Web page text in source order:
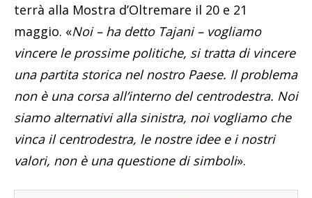
terrà alla Mostra d’Oltremare il 20 e 21
maggio. «Noi – ha detto Tajani – vogliamo
vincere le prossime politiche, si tratta di vincere
una partita storica nel nostro Paese. Il problema
non è una corsa all’interno del centrodestra. Noi
siamo alternativi alla sinistra, noi vogliamo che
vinca il centrodestra, le nostre idee e i nostri
valori, non è una questione di simboli».